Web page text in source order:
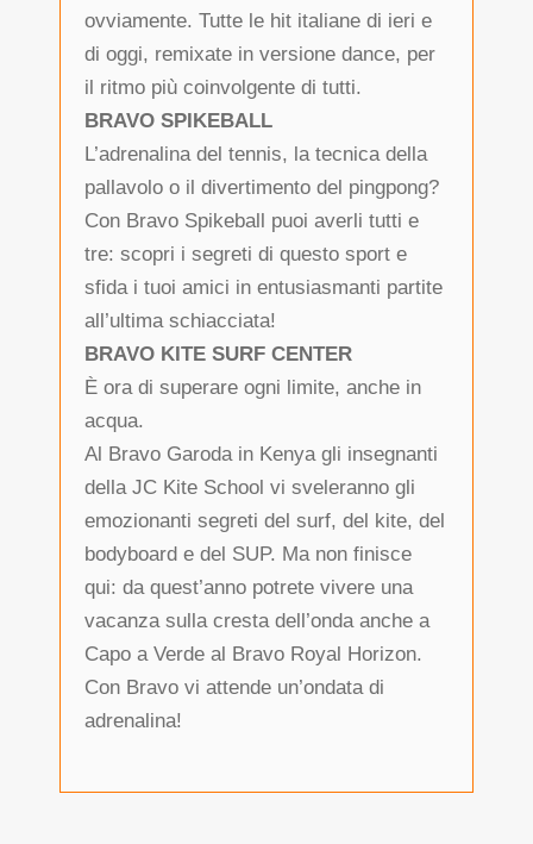
ovviamente. Tutte le hit italiane di ieri e
di oggi, remixate in versione dance, per
il ritmo più coinvolgente di tutti.
BRAVO SPIKEBALL
L’adrenalina del tennis, la tecnica della
pallavolo o il divertimento del pingpong?
Con Bravo Spikeball puoi averli tutti e
tre: scopri i segreti di questo sport e
sfida i tuoi amici in entusiasmanti partite
all’ultima schiacciata!
BRAVO KITE SURF CENTER
È ora di superare ogni limite, anche in
acqua.
Al Bravo Garoda in Kenya gli insegnanti
della JC Kite School vi sveleranno gli
emozionanti segreti del surf, del kite, del
bodyboard e del SUP. Ma non finisce
qui: da quest’anno potrete vivere una
vacanza sulla cresta dell’onda anche a
Capo a Verde al Bravo Royal Horizon.
Con Bravo vi attende un’ondata di
adrenalina!